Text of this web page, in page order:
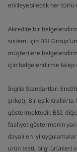
etkileyebilecek her türlü
Akredite bir
sistemi için BSI
müşterilere
için belgelendirme talep
İngiliz Standartları
şirket), Birleşik
göstermektedir. BSI,
faaliyet göstermenin
dayalı en iyi
ürün testi, bilgi ürünleri